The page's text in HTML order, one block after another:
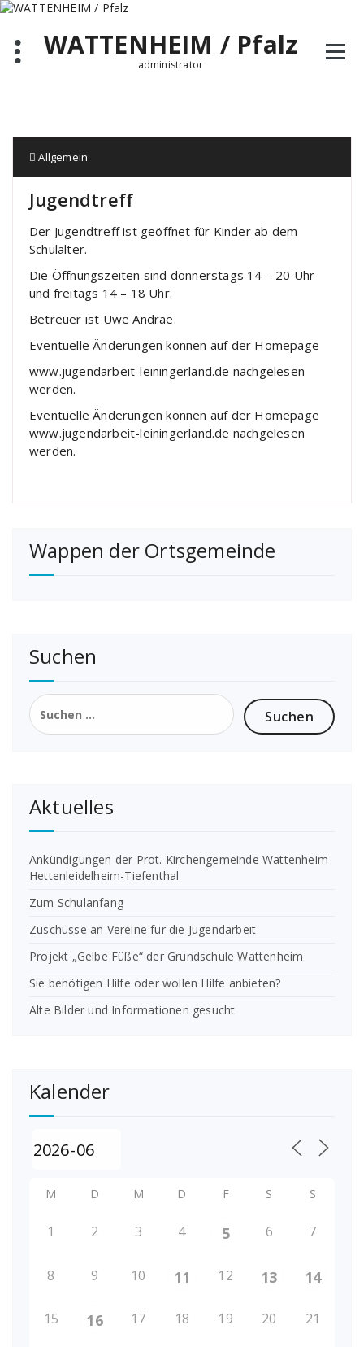
Zum
springenWATTENHEIM / Pfalz
administrator
Allgemein
Jugendtreff
Der Jugendtreff ist geöffnet für Kinder ab dem
Schulalter.
Die Öffnungszeiten sind donnerstags 14 – 20 Uhr
und freitags 14 – 18 Uhr.
Betreuer ist Uwe Andrae.
Eventuelle Änderungen können auf der Homepage
www.jugendarbeit-leiningerland.de nachgelesen
werden.
Eventuelle Änderungen können auf der Homepage
www.jugendarbeit-leiningerland.de nachgelesen
werden.
Wappen der Ortsgemeinde
Suchen
Suchen
nach:
Aktuelles
Ankündigungen der Prot. Kirchengemeinde Wattenheim-
Hettenleidelheim-Tiefenthal
Zum Schulanfang
Zuschüsse an Vereine für die Jugendarbeit
Projekt „Gelbe Füße“ der Grundschule Wattenheim
Sie benötigen Hilfe oder wollen Hilfe anbieten?
Alte Bilder und Informationen gesucht
Kalender
M D M D F S S
1 2 3 4 5 6 7
8 9 10 11 12 13 14
15 16 17 18 19 20 21